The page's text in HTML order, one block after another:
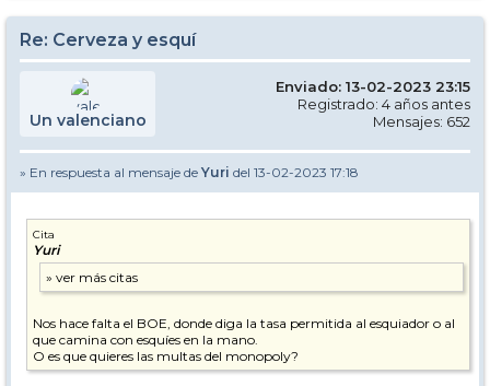
Re: Cerveza y esquí
Un valenciano
Enviado: 13-02-2023 23:15
Registrado: 4 años antes
Mensajes: 652
» En respuesta al mensaje de Yuri del 13-02-2023 17:18
Cita
Yuri
Nos hace falta el BOE, donde diga la tasa permitida al esquiador o al
que camina con esquíes en la mano.
O es que quieres las multas del monopoly?